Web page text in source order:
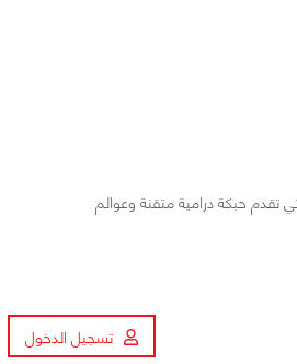
11 عام، وشغوف بالألعاب التي تقدم حبكة درامية متقنة وعوالم
تسجيل الدخول